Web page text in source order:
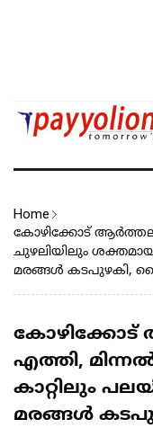
Home
കോഴിക്കോട്
ചുഴലിയിലും ശക്തമായ
മരങ്ങൾ കടപുഴകി,
കോഴിക്കോട്
എത്തി,
കാറ്റിലും
മരങ്ങൾ